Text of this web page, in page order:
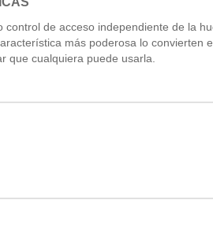
control de acceso independiente de la
más poderosa lo
que cualquiera puede usarla.